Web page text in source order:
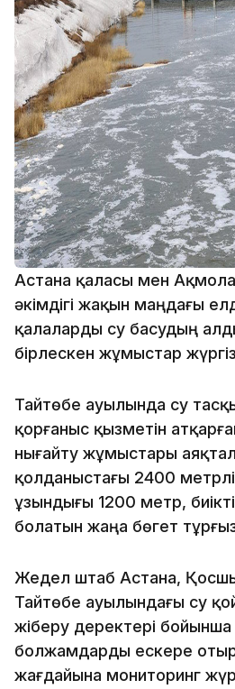
Астана қаласы мен
әкімдігі жақын маңдағы
қалаларды су басудың
бірлескен жұмыстар
Тайтөбе ауылында су
қорғаныс қызметін
нығайту жұмыстары
қолданыстағы 2400
ұзындығы 1200 метр,
болатын жаңа бөгет
Жедел штаб Астана,
Тайтөбе ауылындағы су
жіберу деректері бойынша
болжамдарды ескере
жағдайына мониторинг